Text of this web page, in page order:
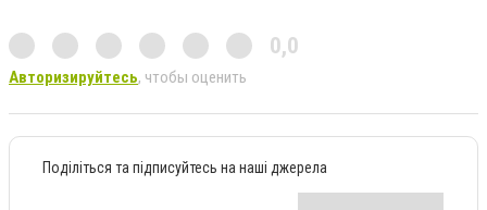
0,0
Авторизируйтесь, чтобы оценить
Поділіться та підписуйтесь на наші джерела